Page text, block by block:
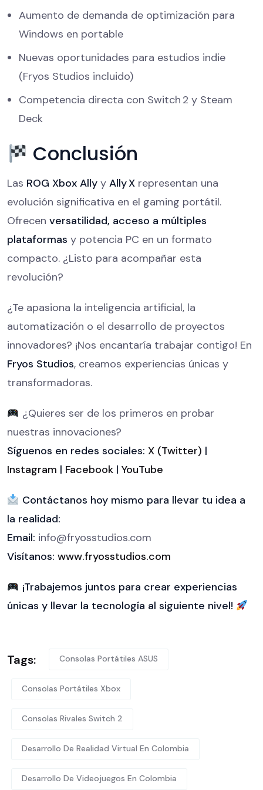
Aumento de demanda de optimización para
Windows en portable
Nuevas oportunidades para estudios indie
(Fryos Studios incluido)
Competencia directa con Switch 2 y Steam
Deck
Conclusión
Las ROG Xbox Ally y Ally X representan una
evolución significativa en el gaming portátil.
Ofrecen versatilidad, acceso a múltiples
plataformas y potencia PC en un formato
compacto. ¿Listo para acompañar esta
revolución?
¿Te apasiona la inteligencia artificial, la
automatización o el desarrollo de proyectos
innovadores? ¡Nos encantaría trabajar contigo! En
Fryos Studios, creamos experiencias únicas y
transformadoras.
¿Quieres ser de los primeros en probar
nuestras innovaciones?
Síguenos en redes sociales: X (Twitter) |
Instagram | Facebook | YouTube
Contáctanos hoy mismo para llevar tu idea a
la realidad:
Email: info@fryosstudios.com
Visítanos: www.fryosstudios.com
¡Trabajemos juntos para crear experiencias
únicas y llevar la tecnología al siguiente nivel!
Tags: Consolas Portátiles ASUS
Consolas Portátiles Xbox
Consolas Rivales Switch 2
Desarrollo De Realidad Virtual En Colombia
Desarrollo De Videojuegos En Colombia